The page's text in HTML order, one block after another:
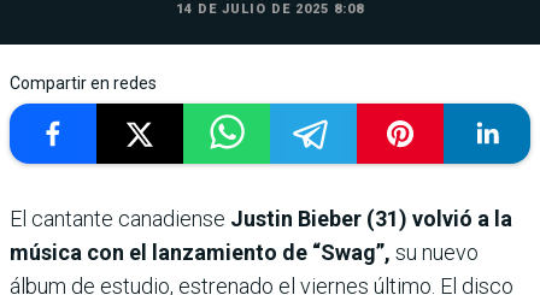
14 DE JULIO DE 2025 8:08
Compartir en redes
El cantante canadiense Justin Bieber (31) volvió a la
música con el lanzamiento de “Swag”, su nuevo
álbum de estudio, estrenado el viernes último. El disco